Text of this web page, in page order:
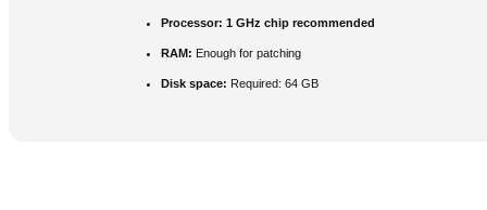
Processor: 1 GHz chip recommended
RAM: Enough for patching
Disk space: Required: 64 GB